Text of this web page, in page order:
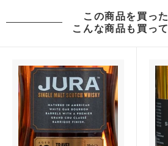
この商品を買っ
こんな商品も買っ